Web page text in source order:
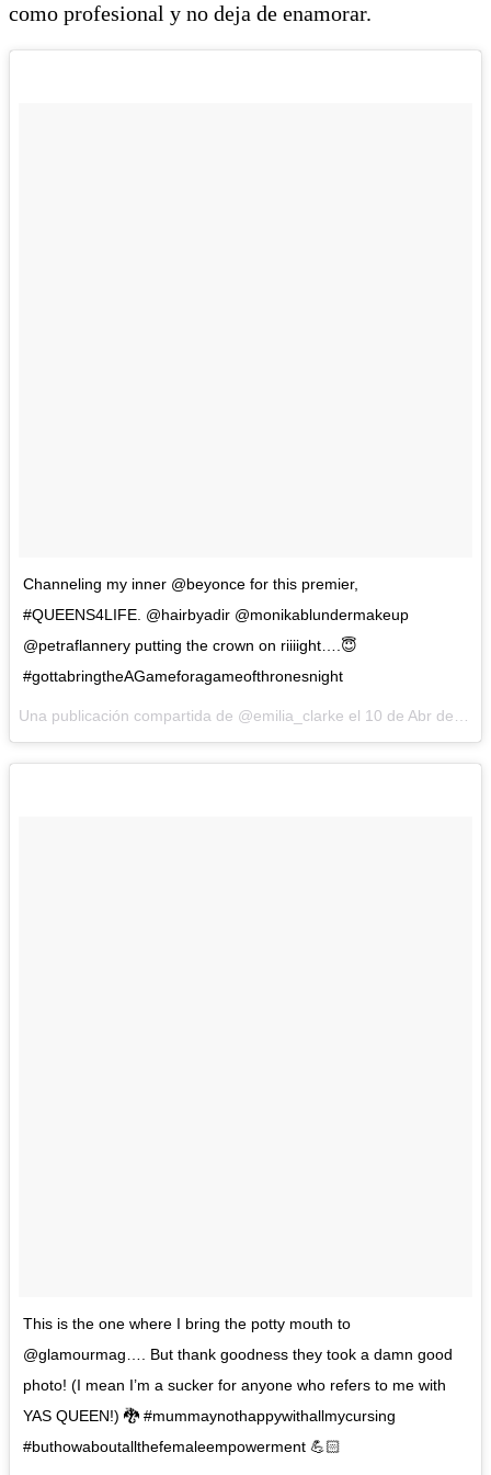
como profesional y no deja de enamorar.
Channeling my inner @beyonce for this premier,
#QUEENS4LIFE. @hairbyadir @monikablundermakeup
@petraflannery putting the crown on riiiight….😇
#gottabringtheAGameforagameofthronesnight
Una publicación compartida de @emilia_clarke el 10 de Abr de 2016 a la(s) 11:19 PDT
This is the one where I bring the potty mouth to
@glamourmag…. But thank goodness they took a damn good
photo! (I mean I’m a sucker for anyone who refers to me with
YAS QUEEN!) 🐉 #mummaynothappywithallmycursing
#buthowaboutallthefemaleempowerment 💪🏻